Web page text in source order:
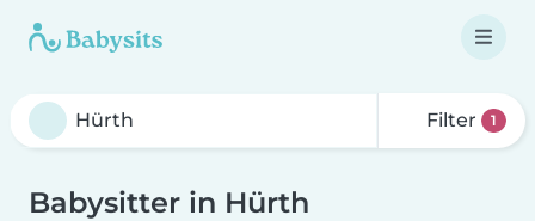
Filter 1
Babysitter in Hürth